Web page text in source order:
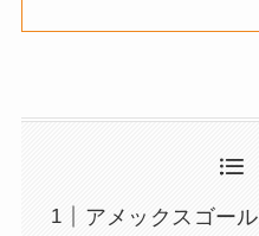
アメックスゴー